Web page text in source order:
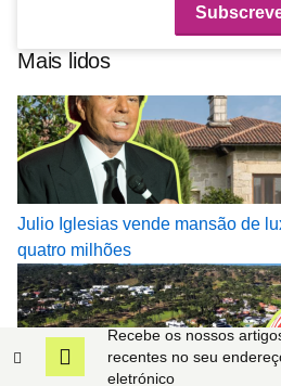
Recebe os nossos
recentes no seu
eletrónico
Mais lidos
Julio Iglesias vende mansão de
quatro milhões